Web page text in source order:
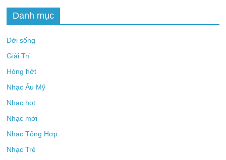
Danh mục
Đời sống
Giải Trí
Hóng hớt
Nhạc Âu Mỹ
Nhạc hot
Nhạc mới
Nhạc Tổng Hợp
Nhạc Trẻ